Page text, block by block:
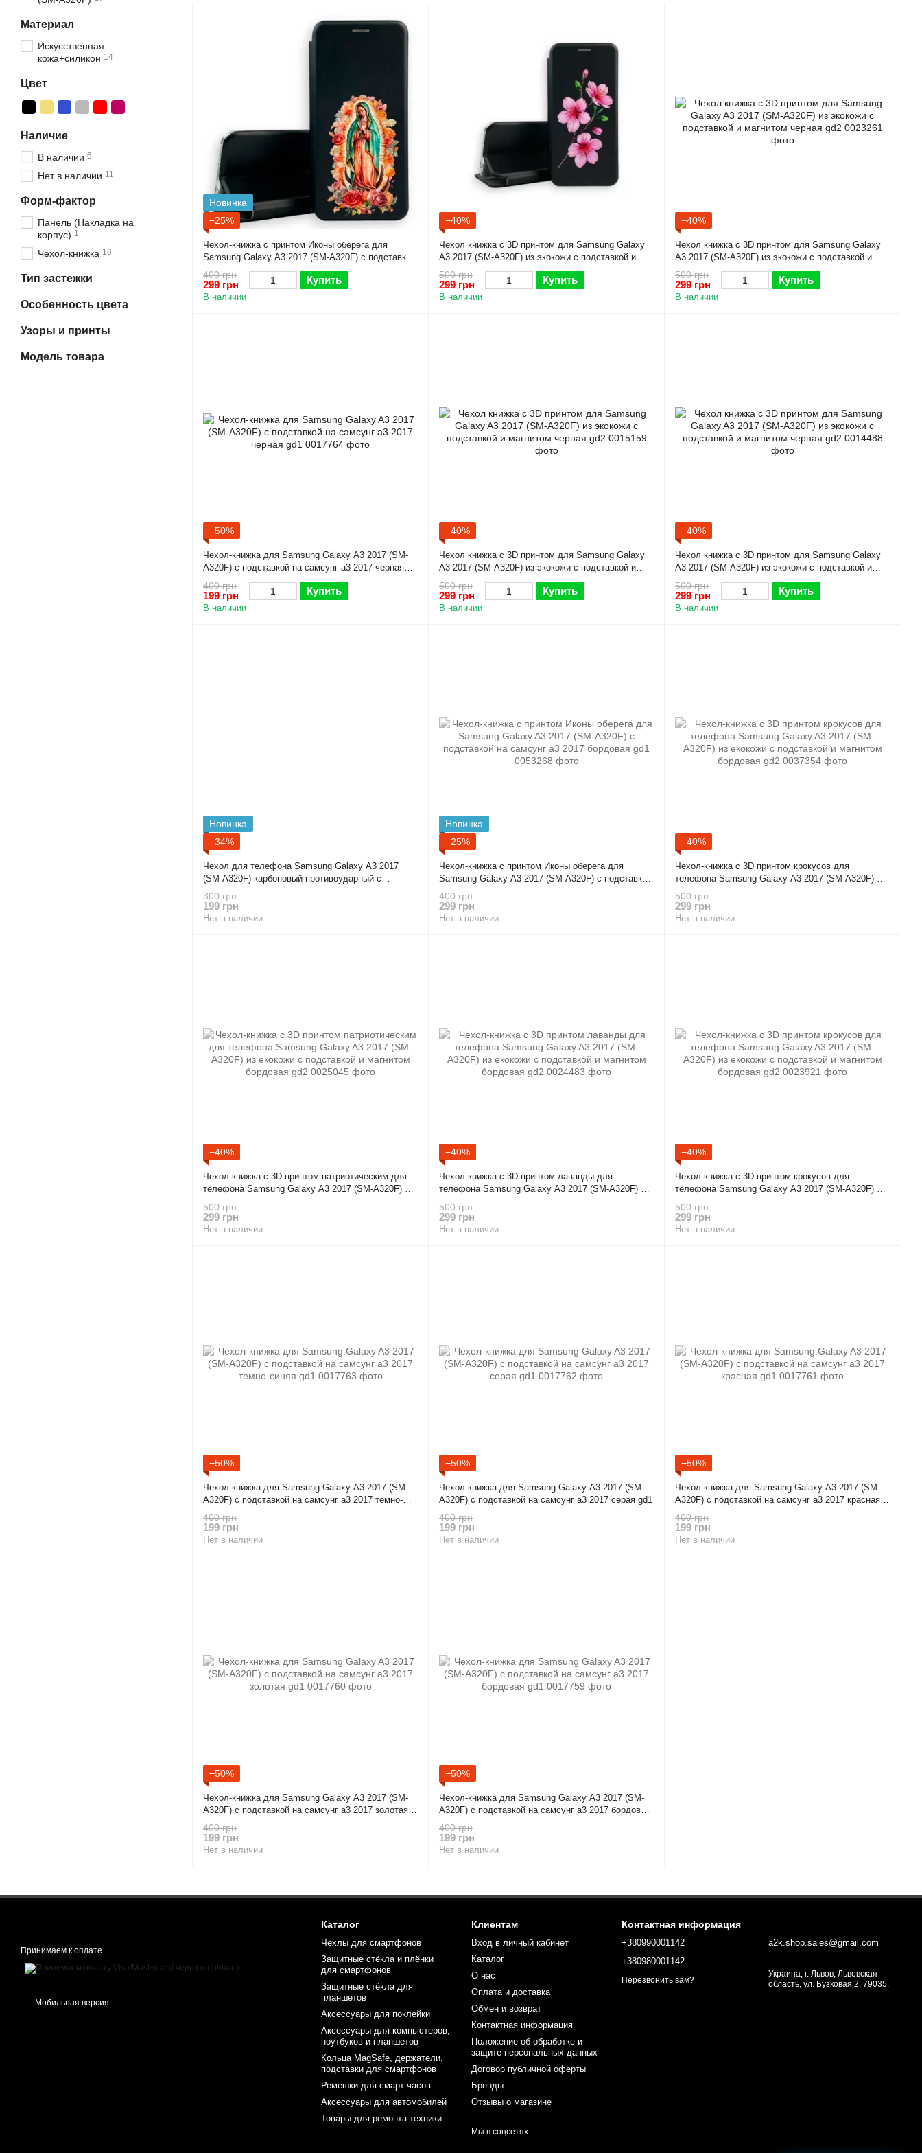
Новинка
−25%
Чехол-книжка с принтом Иконы оберега для
Samsung Galaxy A3 2017 (SM-A320F) с подставкой
на самсунг а3 2017 черная gd1
400 грн
299 грн Купить
В наличии
−40%
Чехол книжка с 3D принтом для Samsung Galaxy
A3 2017 (SM-A320F) из экокожи с подставкой и
магнитом черная gd2
500 грн
299 грн Купить
В наличии
−40%
Чехол книжка с 3D принтом для Samsung Galaxy
A3 2017 (SM-A320F) из экокожи с подставкой и
магнитом черная gd2
500 грн
299 грн Купить
В наличии
−50%
Чехол-книжка для Samsung Galaxy A3 2017 (SM-
A320F) с подставкой на самсунг а3 2017 черная
gd1
400 грн
199 грн Купить
В наличии
−40%
Чехол книжка с 3D принтом для Samsung Galaxy
A3 2017 (SM-A320F) из экокожи с подставкой и
магнитом черная gd2
500 грн
299 грн Купить
В наличии
−40%
Чехол книжка с 3D принтом для Samsung Galaxy
A3 2017 (SM-A320F) из экокожи с подставкой и
магнитом черная gd2
500 грн
299 грн Купить
В наличии
Новинка
−34%
Чехол для телефона Samsung Galaxy A3 2017
(SM-A320F) карбоновый противоударный с
высокими бортами черный
300 грн
199 грн
Нет в наличии
Новинка
−25%
Чехол-книжка с принтом Иконы оберега для
Samsung Galaxy A3 2017 (SM-A320F) с подставкой
на самсунг а3 2017 бордовая gd1
400 грн
299 грн
Нет в наличии
−40%
Чехол-книжка с 3D принтом крокусов для
телефона Samsung Galaxy A3 2017 (SM-A320F) из
екокожи с подставкой и магнитом бордовая gd2
500 грн
299 грн
Нет в наличии
−40%
Чехол-книжка с 3D принтом патриотическим для
телефона Samsung Galaxy A3 2017 (SM-A320F) из
екокожи с подставкой и магнитом бордовая gd2
500 грн
299 грн
Нет в наличии
−40%
Чехол-книжка с 3D принтом лаванды для
телефона Samsung Galaxy A3 2017 (SM-A320F) из
екокожи с подставкой и магнитом бордовая gd2
500 грн
299 грн
Нет в наличии
−40%
Чехол-книжка с 3D принтом крокусов для
телефона Samsung Galaxy A3 2017 (SM-A320F) из
екокожи с подставкой и магнитом бордовая gd2
500 грн
299 грн
Нет в наличии
−50%
Чехол-книжка для Samsung Galaxy A3 2017 (SM-
A320F) с подставкой на самсунг а3 2017 темно-
синяя gd1
400 грн
199 грн
Нет в наличии
−50%
Чехол-книжка для Samsung Galaxy A3 2017 (SM-
A320F) с подставкой на самсунг а3 2017 серая gd1
400 грн
199 грн
Нет в наличии
−50%
Чехол-книжка для Samsung Galaxy A3 2017 (SM-
A320F) с подставкой на самсунг а3 2017 красная
gd1
400 грн
199 грн
Нет в наличии
−50%
Чехол-книжка для Samsung Galaxy A3 2017 (SM-
A320F) с подставкой на самсунг а3 2017 золотая
gd1
400 грн
199 грн
Нет в наличии
−50%
Чехол-книжка для Samsung Galaxy A3 2017 (SM-
A320F) с подставкой на самсунг а3 2017 бордовая
gd1
400 грн
199 грн
Нет в наличии
Материал
Искусственная
кожа+силикон 14
Цвет
Наличие
В наличии 6
Нет в наличии 11
Форм-фактор
Панель (Накладка на
корпус) 1
Чехол-книжка 16
Тип застежки
Особенность цвета
Узоры и принты
Модель товара
Принимаем к оплате
Мобильная версия
Каталог
Чехлы для смартфонов
Защитные стёкла и плёнки
для смартфонов
Защитные стёкла для
планшетов
Аксессуары для поклейки
Аксессуары для компьютеров,
ноутбуков и планшетов
Кольца MagSafe, держатели,
подставки для смартфонов
Ремешки для смарт-часов
Аксессуары для автомобилей
Товары для ремонта техники
Клиентам
Вход в личный кабинет
Каталог
О нас
Оплата и доставка
Обмен и возврат
Контактная информация
Положение об обработке и
защите персональных данных
Договор публичной оферты
Бренды
Отзывы о магазине
Мы в соцсетях
Контактная информация
+380990001142
+380980001142
Перезвонить вам?
a2k.shop.sales@gmail.com
Украина, г. Львов, Львовская
область, ул. Бузковая 2, 79035.